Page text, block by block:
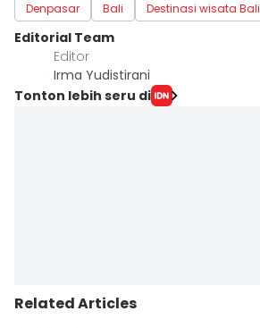
Denpasar Bali Destinasi wisata Bali
Editorial Team
Editor
Irma Yudistirani
Tonton lebih seru di
Related Articles